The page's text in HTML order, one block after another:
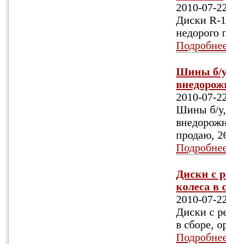
2010-07-
Диски R-
недорого
Шины б/у,
2010-07-
Шины б/у,
продаю,
Диски с
колеса в
2010-07-
Диски с
в сборе,